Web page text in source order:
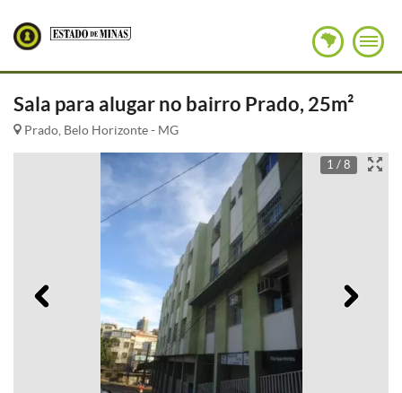
Sala para alugar no bairro Prado, 25m²
Prado, Belo Horizonte - MG
1 / 8